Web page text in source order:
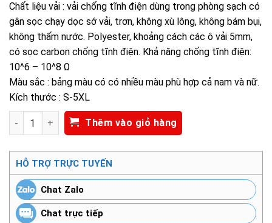
Chất liệu vải : vải chống tĩnh điện dùng trong phòng sạch có
gân sọc chạy dọc sớ vải, trơn, không xù lông, không bám bụi,
không thấm nước. Polyester, khoảng cách các ô vải 5mm,
có sọc carbon chống tĩnh điện. Khả năng chống tĩnh điện:
10^6 – 10^8 Ω
Màu sắc : bảng màu có có nhiều màu phù hợp cả nam và nữ.
Kích thước : S-5XL
ÁO PHÒNG SẠCH NPS-17993 số lượng
Thêm vào giỏ hàng
HỖ TRỢ TRỰC TUYẾN
Chat Zalo
Chat trực tiếp